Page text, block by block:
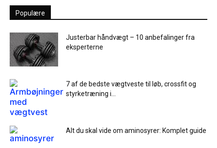
Populære
Justerbar håndvægt – 10 anbefalinger fra
eksperterne
7 af de bedste vægtveste til løb, crossfit og
styrketræning i...
Alt du skal vide om aminosyrer: Komplet guide